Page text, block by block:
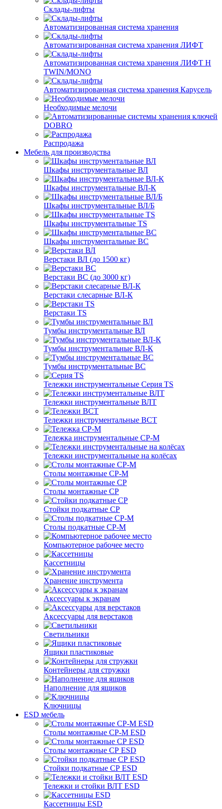
Склады-лифты
Автоматизированная система хранения
Автоматизированная система хранения ЛИФТ
Автоматизированная система хранения ЛИФТ H
TWIN/MONO
Автоматизированная система хранения Карусель
Необходимые мелочи
DOBRO
Распродажа
Мебель для производства
Шкафы инструментальные ВЛ
Шкафы инструментальные ВЛ-К
Шкафы инструментальные ВЛ/Б
Шкафы инструментальные TS
Шкафы инструментальные ВС
Верстаки ВЛ (до 1500 кг)
Верстаки ВС (до 3000 кг)
Верстаки слесарные ВЛ-К
Верстаки TS
Тумбы инструментальные ВЛ
Тумбы инструментальные ВЛ-К
Тумбы инструментальные ВС
Тележки инструментальные Серия TS
Тележки инструментальные ВЛТ
Тележки инструментальные ВСТ
Тележка инструментальные СР-М
Тележки инструментальные на колёсах
Столы монтажные СР-М
Столы монтажные СР
Стойки подкатные СР
Столы подкатные СР-М
Компьютерное рабочее место
Кассетницы
Хранение инструмента
Аксессуары к экранам
Аксессуары для верстаков
Светильники
Ящики пластиковые
Контейнеры для стружки
Наполнение для ящиков
Ключницы
ESD мебель
Столы монтажные СР-М ESD
Столы монтажные СР ESD
Стойки подкатные СР ESD
Тележки и стойки ВЛТ ESD
Кассетницы ESD